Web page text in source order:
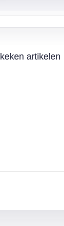
artikelen